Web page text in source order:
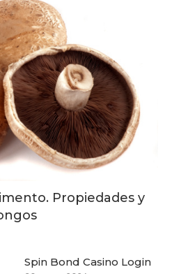
Propiedades y
Spin Bond Casino Login